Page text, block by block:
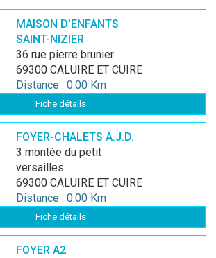
MAISON D'ENFANTS
SAINT-NIZIER
36 rue pierre brunier
69300 CALUIRE ET CUIRE
Distance : 0.00 Km
Fiche détails
FOYER-CHALETS A.J.D.
3 montée du petit
versailles
69300 CALUIRE ET CUIRE
Distance : 0.00 Km
Fiche détails
FOYER A2